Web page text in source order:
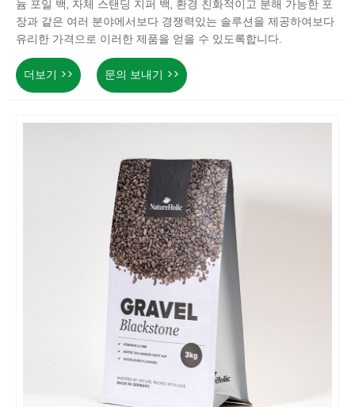
늄 포일 백, 자체 스탠딩 지퍼 백, 환경 친화적이고 분해 가능한 포
장과 같은 여러 분야에서보다 경쟁력있는 솔루션을 제공하여보다
유리한 가격으로 이러한 제품을 얻을 수 있도록합니다.
더보기 >>
문의 보내기 >>